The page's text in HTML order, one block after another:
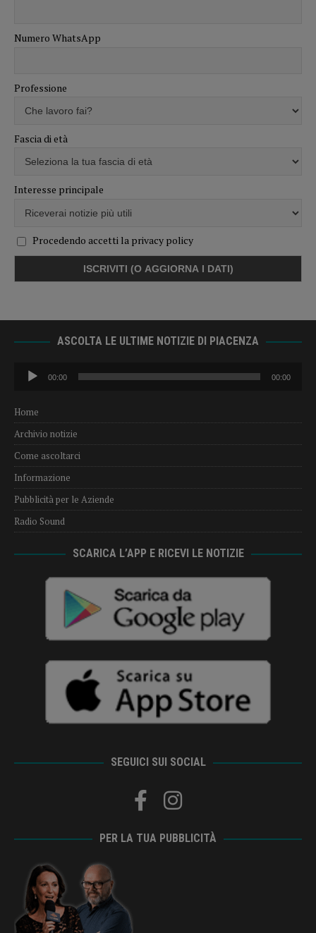
Numero WhatsApp
Professione
Fascia di età
Interesse principale
Procedendo accetti la privacy policy
ASCOLTA LE ULTIME NOTIZIE DI PIACENZA
Audio
Player
00:00 00:00
Home
Archivio notizie
Come ascoltarci
Informazione
Pubblicità per le Aziende
Radio Sound
SCARICA L’APP E RICEVI LE NOTIZIE
SEGUICI SUI SOCIAL
PER LA TUA PUBBLICITÀ